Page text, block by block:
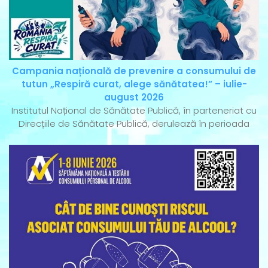
Campania națională de prevenire a consumului de
tutun „Respiră curat, alege sănătatea!” – iulie-
august 2026
Institutul Național de Sănătate Publică, în parteneriat cu
Direcțiile de Sănătate Publică, derulează în perioada